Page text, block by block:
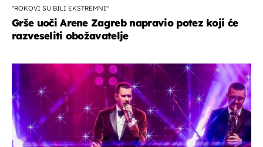
"ROKOVI SU BILI EKSTREMNI"
Grše uoči Arene Zagreb napravio potez koji će
razveseliti obožavatelje